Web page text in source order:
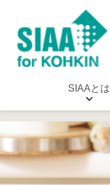
SIAAとは